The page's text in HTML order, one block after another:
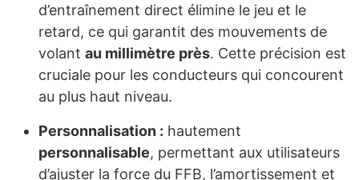
d’entraînement direct élimine le jeu et le
retard, ce qui garantit des mouvements de
volant au millimètre près. Cette précision est
cruciale pour les conducteurs qui concourent
au plus haut niveau.
Personnalisation : hautement
personnalisable, permettant aux utilisateurs
d’ajuster la force du FFB, l’amortissement et